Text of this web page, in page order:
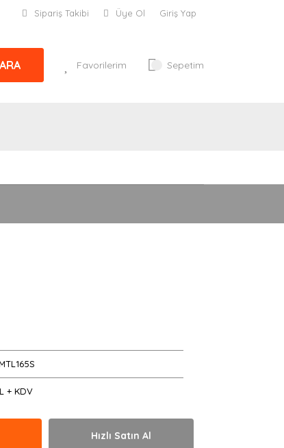
Sipariş Takibi Üye Ol Giriş Yap
ARA Favorilerim Sepetim
+ KDV
Hızlı Satın Al